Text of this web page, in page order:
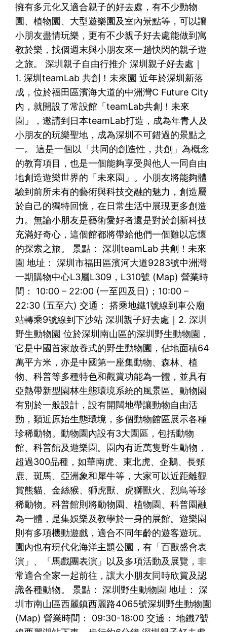
擁有多元化又適合親子的好去處，有不少動物
園、植物園、大型遊樂園及室內景點等，可以讓
小朋友盡情玩樂，更有不少親子好去處能做到寓
教於樂，找個週末與小朋友來一趟快閃的親子遊
之旅。 深圳親子自由行推介 深圳親子好去處｜
1. 深圳teamLab 共創！未來園 近年於深圳新落
成，位於福田區濱海大道的中洲灣C Future City
內，就開設了常設館「teamLab共創！未來
園」，邀請到日本teamLab打造，成為年青人及
小朋友的玩樂聖地，成為深圳不可錯過的景點之
一。 這是一個以「共同的創造性，共創」為概念
的教育項目，也是一個能夠享受與他人一同自由
地創造遊樂世界的「未來園」。小朋友將能夠體
驗到前所未有的藝術與科技交融的魅力，創造屬
於自己的獨特回憶，在日常生活中展現更多創造
力。無論小朋友是藝術愛好者還是對於創新科技
充滿好奇心，這個館都將帶給他們一個難以忘懷
的探索之旅。 景點： 深圳teamLab 共創！未來
園 地址： 深圳市福田區濱河大道9283號中洲灣
一期購物中心L3層L309，L310號 (Map) 營業時
間： 10:00 – 22:00 (一至四及日)；10:00 –
22:30 (五至六) 交通： 搭乘地鐵1號線到車公廟
站轉乘9號線到下沙站 深圳親子好去處｜2. 深圳
野生動物園 位於深圳南山區的深圳野生動物園，
它是中國首家放養式的野生動物園，佔地面積64
萬平方米，亦是中國第一座集動物、森林、植
物、科普等多種特色和觀賞功能為一體，並具有
亞熱帶新型園林生態環境系統的風景區。動物園
有別於一般設計，設有開闊地帶讓動物自由活
動，類近原始生態環境，多個動物館區展示各種
珍稀動物。動物園內設有3大園區，包括動物
館、科普館及遊樂園。園內有近萬隻野生動物，
超過300品種，如華南虎、東北虎、企鵝、長頸
鹿、斑馬、亞洲象和犀牛等，大家可以近距離觀
賞熊貓、金絲猴、獅虎獸、虎獅獸火、烈鳥等珍
稀動物。科普館則將動物園、植物園、科普園融
為一體，是集娛樂及教學於一身的展館。遊樂園
則有多項機動遊戲，適合不同年齡的遊客遊玩。
園內也有現代化海洋主題公園，有「百獸盛會表
演」、「馬戲團表演」以及多項活動及展覽，非
常適合全家一起前往，讓大小朋友同時欣賞及認
識各種動物。 景點： 深圳野生動物園 地址： 深
圳市南山區西麗鎮西麗路4065號深圳野生動物園
(Map) 營業時間： 09:30-18:00 交通： 地鐵7號